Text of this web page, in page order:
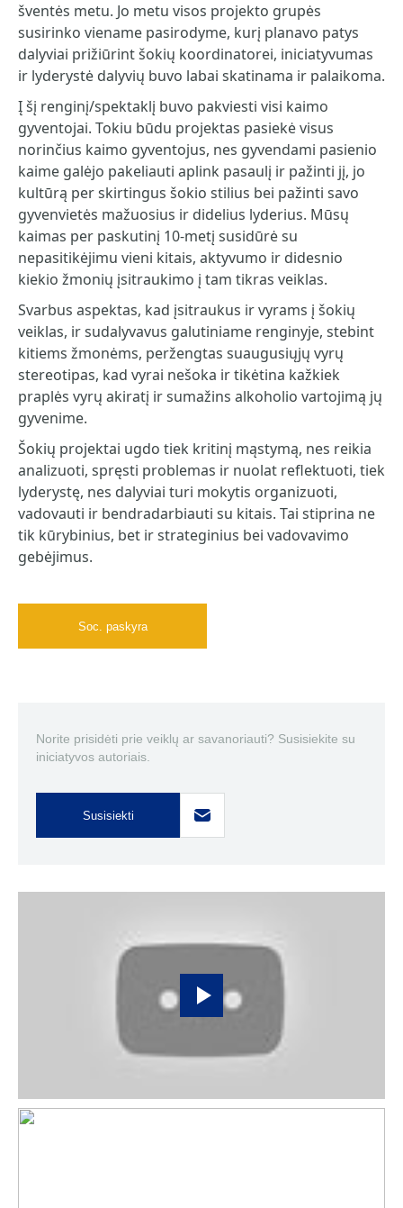
šventės metu. Jo metu visos projekto grupės
susirinko viename pasirodyme, kurį planavo patys
dalyviai prižiūrint šokių koordinatorei, iniciatyvumas
ir lyderystė dalyvių buvo labai skatinama ir palaikoma.
Į šį renginį/spektaklį buvo pakviesti visi kaimo
gyventojai. Tokiu būdu projektas pasiekė visus
norinčius kaimo gyventojus, nes gyvendami pasienio
kaime galėjo pakeliauti aplink pasaulį ir pažinti jį, jo
kultūrą per skirtingus šokio stilius bei pažinti savo
gyvenvietės mažuosius ir didelius lyderius. Mūsų
kaimas per paskutinį 10-metį susidūrė su
nepasitikėjimu vieni kitais, aktyvumo ir didesnio
kiekio žmonių įsitraukimo į tam tikras veiklas.
Svarbus aspektas, kad įsitraukus ir vyrams į šokių
veiklas, ir sudalyvavus galutiniame renginyje, stebint
kitiems žmonėms, peržengtas suaugusiųjų vyrų
stereotipas, kad vyrai nešoka ir tikėtina kažkiek
praplės vyrų akiratį ir sumažins alkoholio vartojimą jų
gyvenime.
Šokių projektai ugdo tiek kritinį mąstymą, nes reikia
analizuoti, spręsti problemas ir nuolat reflektuoti, tiek
lyderystę, nes dalyviai turi mokytis organizuoti,
vadovauti ir bendradarbiauti su kitais. Tai stiprina ne
tik kūrybinius, bet ir strateginius bei vadovavimo
gebėjimus.
Soc. paskyra
Norite prisidėti prie veiklų ar savanoriauti? Susisiekite su
iniciatyvos autoriais.
Susisiekti